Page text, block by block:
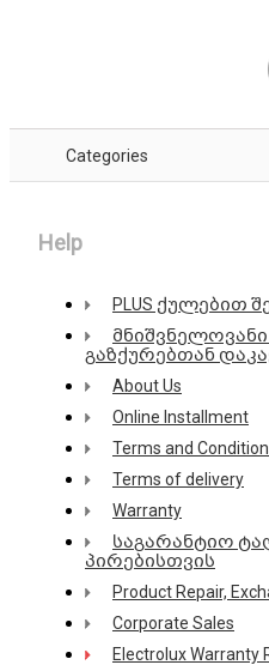
Categories
Help
PLUS ქულებით
გაზქურებთან
About Us
Online Installment
Terms and
Terms of delivery
Warranty
საგარანტიო
პირებისთვის
Product Repair,
Corporate Sales
Electrolux Warranty